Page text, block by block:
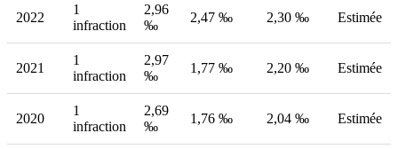
2022
1
infraction
2,96
‰
2,47 ‰ 2,30 ‰ Estimée
2021
1
infraction
2,97
‰
1,77 ‰ 2,20 ‰ Estimée
2020
1
infraction
2,69
‰
1,76 ‰ 2,04 ‰ Estimée